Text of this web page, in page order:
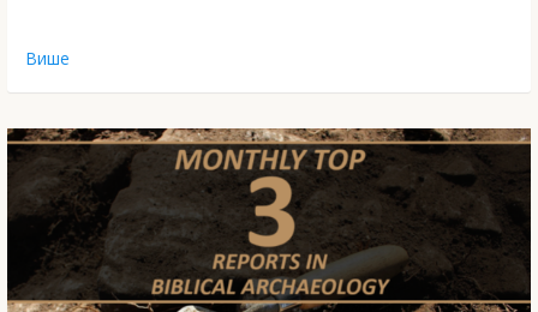
Више